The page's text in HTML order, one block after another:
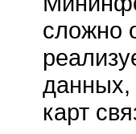
сложно
данных,
карт